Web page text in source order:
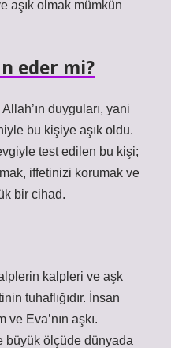
aşık olmak mümkün
eder mi?
duyguları, yani
bu kişiye aşık oldu.
test edilen bu kişi;
iffetinizi korumak ve
bir cihad.
kalpleri ve aşk
tuhaflığıdır. İnsan
ve Eva’nın aşkı.
büyük ölçüde dünyada